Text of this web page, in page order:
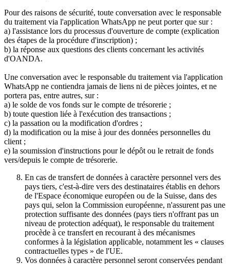
Pour des raisons de sécurité, toute conversation avec le responsable
du traitement via l'application WhatsApp ne peut porter que sur :
a) l'assistance lors du processus d'ouverture de compte (explication
des étapes de la procédure d'inscription) ;
b) la réponse aux questions des clients concernant les activités
d'OANDA.
Une conversation avec le responsable du traitement via l'application
WhatsApp ne contiendra jamais de liens ni de pièces jointes, et ne
portera pas, entre autres, sur :
a) le solde de vos fonds sur le compte de trésorerie ;
b) toute question liée à l'exécution des transactions ;
c) la passation ou la modification d'ordres ;
d) la modification ou la mise à jour des données personnelles du
client ;
e) la soumission d'instructions pour le dépôt ou le retrait de fonds
vers/depuis le compte de trésorerie.
En cas de transfert de données à caractère personnel vers des
pays tiers, c'est-à-dire vers des destinataires établis en dehors
de l'Espace économique européen ou de la Suisse, dans des
pays qui, selon la Commission européenne, n'assurent pas une
protection suffisante des données (pays tiers n'offrant pas un
niveau de protection adéquat), le responsable du traitement
procède à ce transfert en recourant à des mécanismes
conformes à la législation applicable, notamment les « clauses
contractuelles types » de l'UE.
Vos données à caractère personnel seront conservées pendant